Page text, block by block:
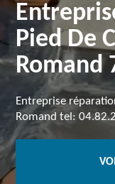
Pied De
Romand
Entreprise
Romand tel: